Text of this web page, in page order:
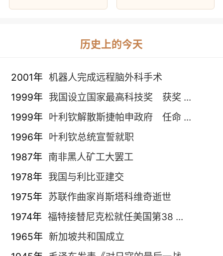
历史上的今天
2001年 机器人完成远程脑外科手术
1999年 我国设立国家最高科技奖 获奖 ...
1999年 叶利钦解散斯捷帕申政府 任命 ...
1996年 叶利钦总统宣誓就职
1987年 南非黑人矿工大罢工
1978年 我国与利比亚建交
1975年 苏联作曲家肖斯塔科维奇逝世
1974年 福特接替尼克松就任美国第38 ...
1965年 新加坡共和国成立